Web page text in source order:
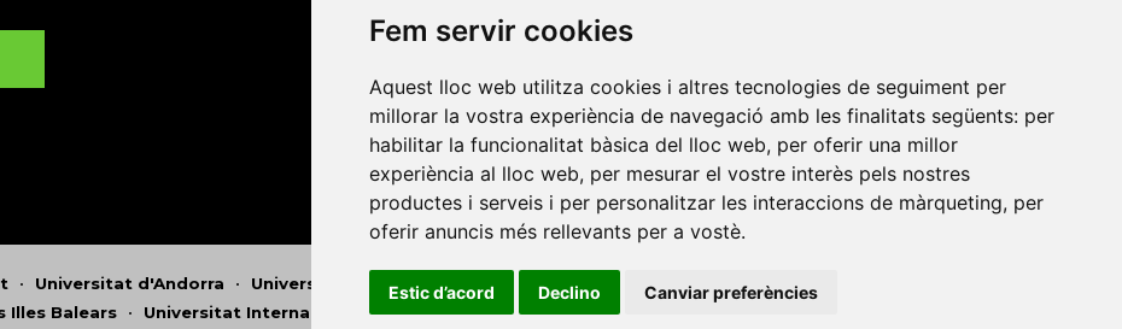
Fem servir cookies
Aquest lloc web utilitza cookies i altres tecnologies de seguiment per
millorar la vostra experiència de navegació amb les finalitats següents: per
habilitar la funcionalitat bàsica del lloc web, per oferir una millor
experiència al lloc web, per mesurar el vostre interès pels nostres
productes i serveis i per personalitzar les interaccions de màrqueting, per
oferir anuncis més rellevants per a vostè.
Estic d’acord Declino Canviar preferències
• Universitat d'Andorra • Universitat Autònoma de Barcelona • Universitat de Barcelona
Illes Balears • Universitat Internacional de Catalunya•Universitat Jaume I